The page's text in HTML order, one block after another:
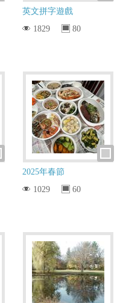
英文拼字遊戲
1829
80
2025年春節
1029
60